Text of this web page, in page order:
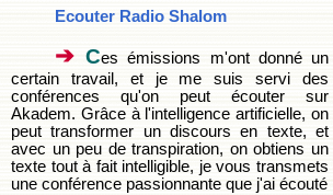
Ecouter Radio Shalom
➔Ces émissions m'ont donné un
certain travail, et je me suis servi des
conférences qu'on peut écouter sur
Akadem. Grâce à l'intelligence artificielle, on
peut transformer un discours en texte, et
avec un peu de transpiration, on obtiens un
texte tout à fait intelligible, je vous transmets
une conférence passionnante que j'ai écouté